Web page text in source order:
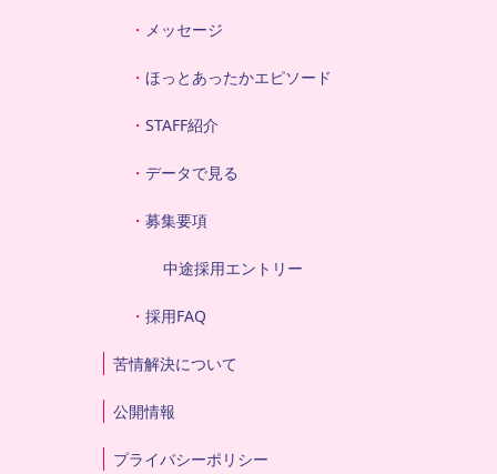
メッセージ
ほっとあったかエピソード
STAFF紹介
データで見る
募集要項
中途採用エントリー
採用FAQ
苦情解決について
公開情報
プライバシーポリシー